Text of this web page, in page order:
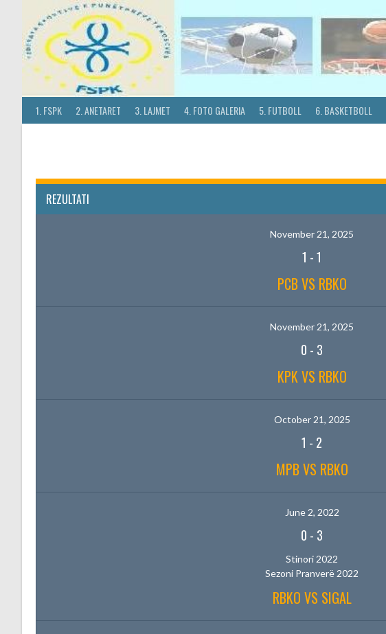
content
1. FSPK 2. ANETARET 3. LAJMET 4. FOTO GALERIA 5. FUTBOLL 6. BASKETBOLL
REZULTATI
November 21, 2025
1 -1
PCB VS RBKO
November 21, 2025
0 - 3
KPK VS RBKO
October 21, 2025
1 - 2
MPB VS RBKO
June 2, 2022
0 - 3
Stinori 2022
Sezoni Pranverë 2022
RBKO VS SIGAL